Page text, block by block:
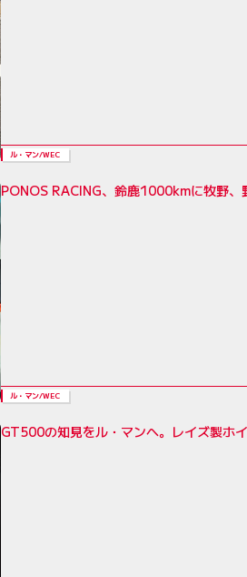
ル・マン/WEC
PONOS RACING、鈴鹿1000kmに牧野
ル・マン/WEC
GT500の知見をル・マンへ。レイズ製ホ